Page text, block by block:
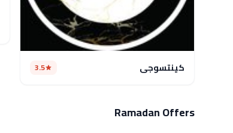
كينتسوجي 3.5
Ramadan Offers